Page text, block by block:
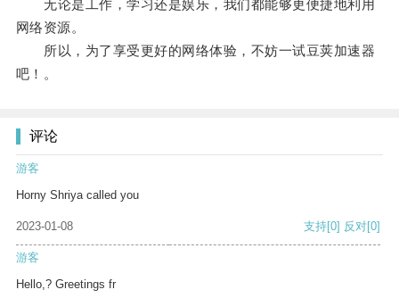
无论是工作，学习还是娱乐，我们都能够更便捷地利用
网络资源。
所以，为了享受更好的网络体验，不妨一试豆荚加速器
吧！。
评论
游客
Horny Shriya called you
2023-01-08 支持[0] 反对[0]
游客
Hello,? Greetings fr